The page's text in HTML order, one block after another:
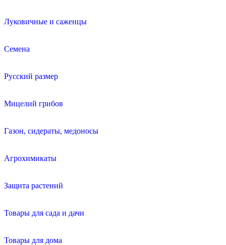
Луковичные и саженцы
Семена
Русский размер
Мицелий грибов
Газон, сидераты, медоносы
Агрохимикаты
Защита растений
Товары для сада и дачи
Товары для дома